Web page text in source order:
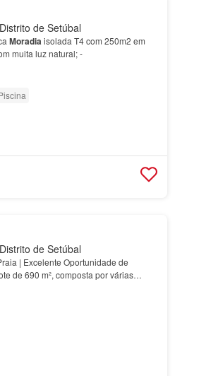
de Setúbal
Moradiaisolada T4 com 250m2 em
muita luz natural; -
de Setúbal
| Excelente Oportunidade de
de 690 m², composta por várias
- Cozinha com acess…